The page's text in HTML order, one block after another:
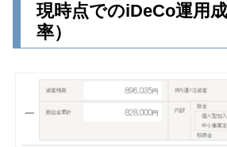
現時点でのiDeCo運用
率）